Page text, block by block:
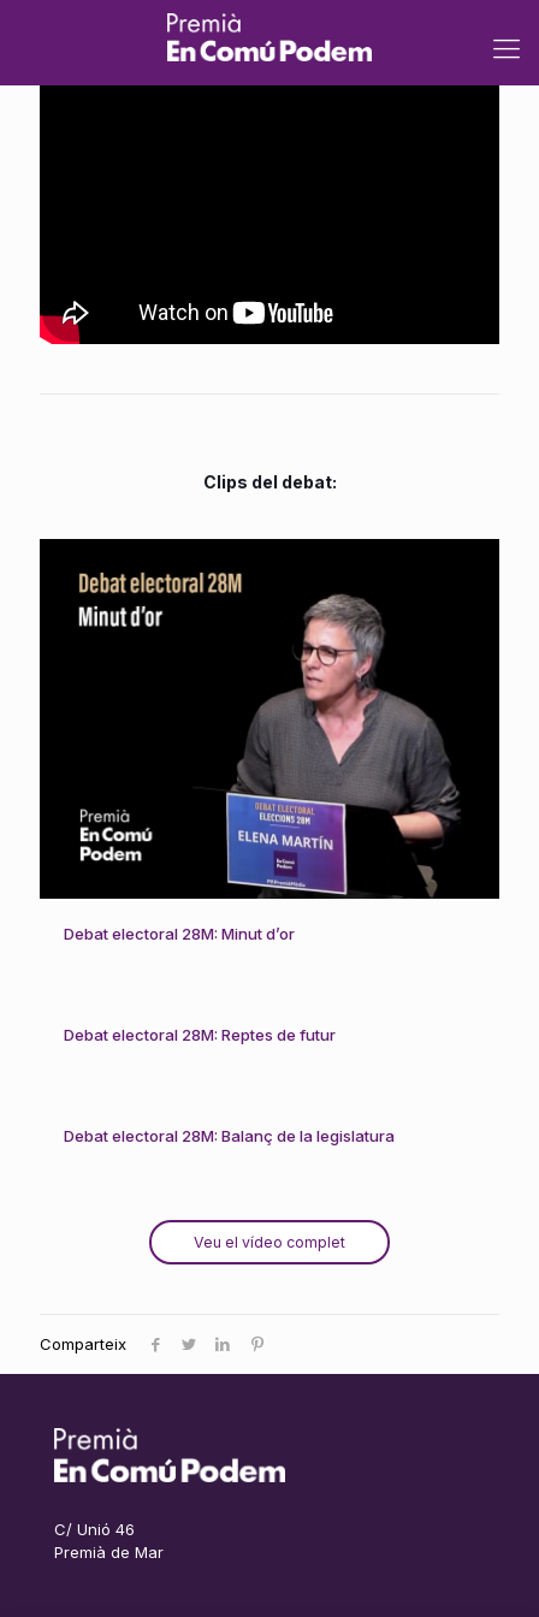
Clips del debat:
Debat electoral 28M: Minut d’or
Debat electoral 28M: Reptes de futur
Debat electoral 28M: Balanç de la legislatura
Veu el vídeo complet
Comparteix
C/ Unió 46
Premià de Mar